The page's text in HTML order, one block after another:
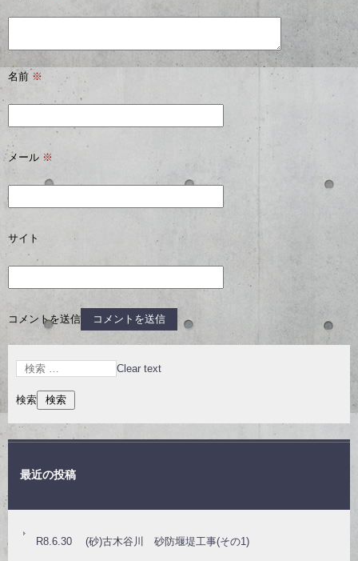
名前 ※
メール ※
サイト
コメントを送信
Clear text
検索
最近の投稿
R8.6.30 (砂)古木谷川 砂防堰堤工事(その1)